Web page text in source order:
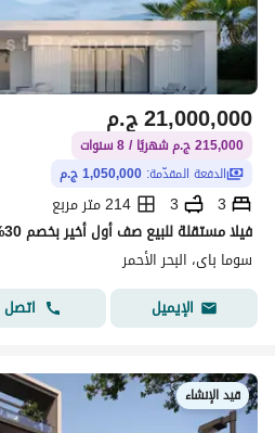
ج.م21,000,000
215,000 ج.م شهريًا / 8 سنوات
الدفعة المقدّمة: 1,050,000 ج.م
3
3
214 متر مربع
سوما باى، البحر الأحمر
الإيميل
اتصل
قيد الإنشاء